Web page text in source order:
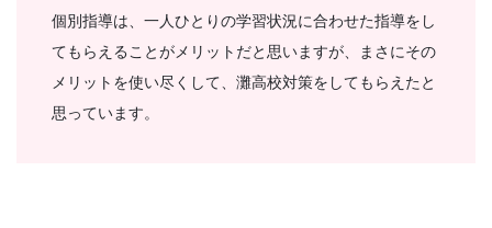
個別指導は、一人ひとりの学習状況に合わせた指導をし
てもらえることがメリットだと思いますが、まさにその
メリットを使い尽くして、灘高校対策をしてもらえたと
思っています。